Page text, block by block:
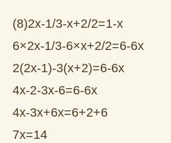
(8)2x-1/3-x+2/2=1-x
6×2x-1/3-6×x+2/2=6-6x
2(2x-1)-3(x+2)=6-6x
4x-2-3x-6=6-6x
4x-3x+6x=6+2+6
7x=14